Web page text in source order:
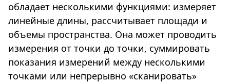
обладает несколькими функциями: измеряет
линейные длины, рассчитывает площади и
объемы пространства. Она может проводить
измерения от точки до точки, суммировать
показания измерений между несколькими
точками или непрерывно «сканировать»